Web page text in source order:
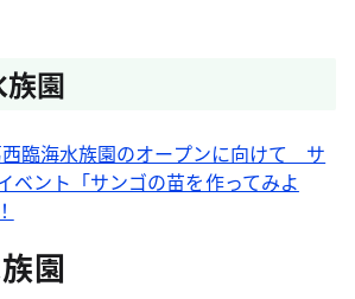
園
臨海水族園のオープンに向けて サ
ベント「サンゴの苗を作ってみよ
園